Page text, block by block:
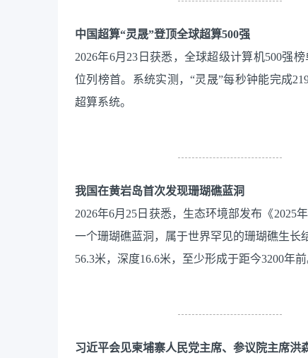
中国超算“灵晟”登顶全球超算500强
2026年6月23日获悉，全球超级计算机500强
位列榜首。系统实测，“灵晟”每秒钟能完成
超算系统。
我国在黄岩岛首次发现珊瑚礁蓝洞
2026年6月25日获悉，生态环境部发布《
一个珊瑚礁蓝洞，属于世界罕见的珊瑚礁生长
56.3米，深度16.6米，至少形成于距今3200年前
习近平会见柬埔寨人民党主席、参议院主席洪